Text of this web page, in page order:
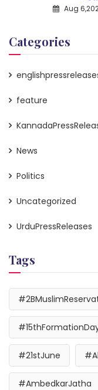
Aug
Categories
feature
News
Politics
Uncategorized
UrduPressReleases
Tags
#21stJune
#AmbedkarJatha